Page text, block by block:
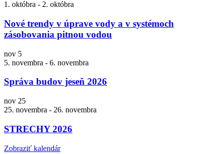
1. októbra - 2. októbra
Nové trendy v úprave vody a v systémoch
zásobovania pitnou vodou
nov 5
5. novembra - 6. novembra
Správa budov jeseň 2026
nov 25
25. novembra - 26. novembra
STRECHY 2026
Zobraziť kalendár